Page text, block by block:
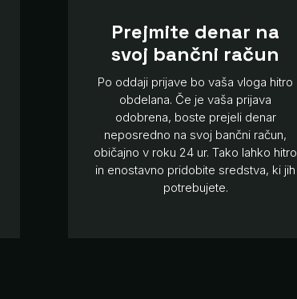
Prejmite denar na
svoj bančni račun
Po oddaji prijave bo vaša vloga hitro
obdelana. Če je vaša prijava
odobrena, boste prejeli denar
neposredno na svoj bančni račun,
običajno v roku 24 ur. Tako lahko hitro
in enostavno pridobite sredstva, ki jih
potrebujete.